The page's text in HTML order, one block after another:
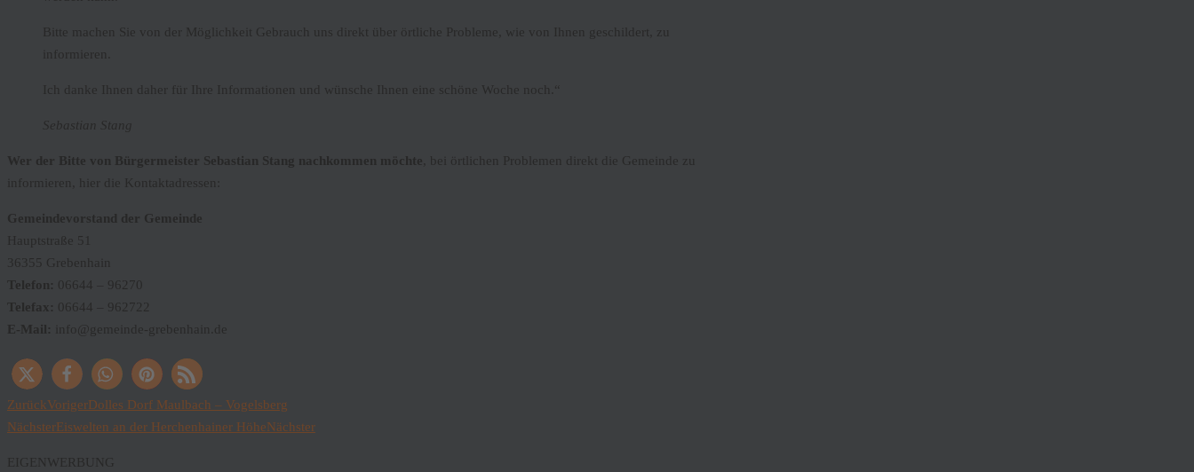
Bitte machen Sie von der Möglichkeit Gebrauch uns direkt über örtliche Probleme, wie von Ihnen geschildert, zu
informieren.
Ich danke Ihnen daher für Ihre Informationen und wünsche Ihnen eine schöne Woche noch.“
Sebastian Stang
Wer der Bitte von Bürgermeister Sebastian Stang nachkommen möchte , bei örtlichen Problemen direkt die Gemeinde zu
informieren, hier die Kontaktadressen:
Gemeindevorstand der Gemeinde
Hauptstraße 51
36355 Grebenhain
Telefon: 06644 – 96270
Telefax: 06644 – 962722
E-Mail:
info @gemeinde-grebenhain.de
ZurückVorigerDolles Dorf Maulbach – Vogelsberg
NächsterEiswelten an der Herchenhainer HöheNächster
EIGENWERBUNG